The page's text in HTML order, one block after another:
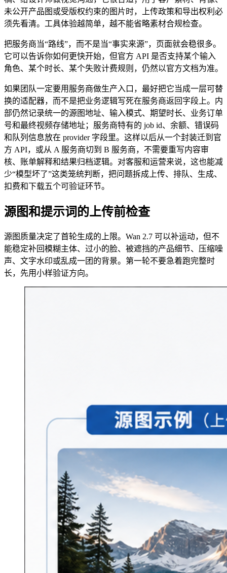
未公开产品图或受版权约束的图片时，上传政策和导出权利必
须先看清。工具体验越简单，越不能省略素材合规检查。
把服务商当“路线”，而不是当“事实来源”，页面就会稳很多。
它可以告诉你如何更快开始，但官方 API 是否支持某个输入
角色、某个时长、某个失败计费规则，仍然以官方文档为准。
如果团队一定要用服务商做生产入口，最好把它当成一层可替
换的适配器，而不是把业务逻辑写死在服务商返回字段上。内
部仍然记录统一的源图地址、输入模式、期望时长、业务订单
号和最终视频存储地址；服务商特有的 job id、余额、错误码
和队列信息放在 provider 字段里。这样以后从一个封装迁到官
方 API，或从 A 服务商切到 B 服务商，不需要重写内容审
核、账单解释和结果归档逻辑。对客服和运营来说，这也能减
少“模型坏了”这类笼统判断，把问题拆成上传、排队、生成、
扣费和下载五个可验证环节。
源图和提示词的上传前检查
源图质量决定了首轮生成的上限。Wan 2.7 可以补运动，但不
能稳定补回模糊主体、过小的脸、被遮挡的产品细节、压缩噪
声、文字水印或乱成一团的背景。第一轮不要急着跑完整时
长，先用小样验证方向。